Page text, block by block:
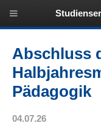
Abschluss
Pädagogik
04.07.26